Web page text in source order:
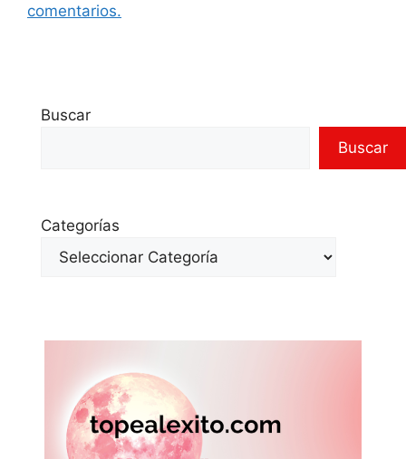
comentarios.
Buscar
Buscar
Categorías